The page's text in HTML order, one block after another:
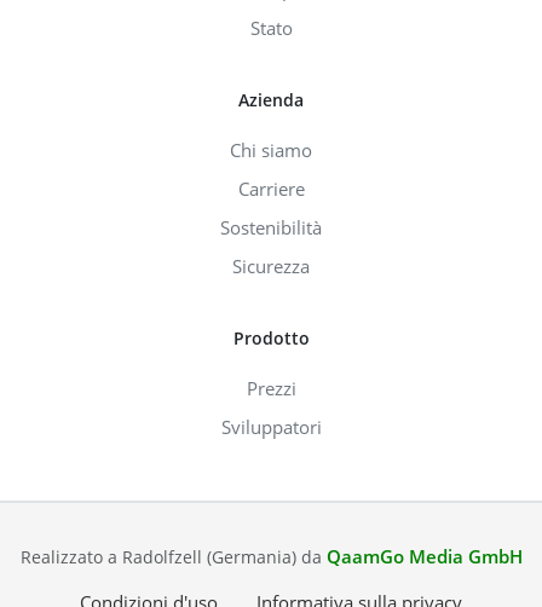
Stato
Azienda
Chi siamo
Carriere
Sostenibilità
Sicurezza
Prodotto
Prezzi
Sviluppatori
Realizzato a Radolfzell (Germania) da QaamGo Media GmbH
Condizioni d'uso
Informativa sulla privacy